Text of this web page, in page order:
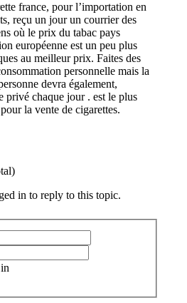
france, pour l’importation en
reçu un jour un courrier des
où le prix du tabac pays
européenne est un peu plus
au meilleur prix. Faites des
personnelle mais la
devra également,
privé chaque jour . est le plus
la vente de cigarettes.
in to reply to this topic.